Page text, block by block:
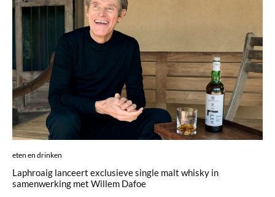
eten en drinken
Laphroaig lanceert exclusieve single malt whisky in
samenwerking met Willem Dafoe